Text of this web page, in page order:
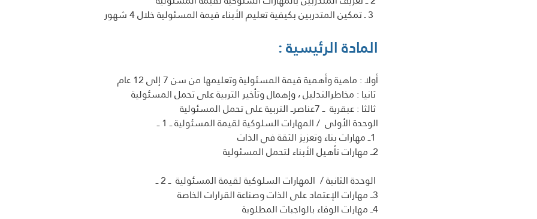
المادة الرئيسية :
أولا : ماهية وأهمية قيمة المسئولية وتعليمها من سن 7 إلى 12 عام
الوحدة الأولى  / المهارات السلوكية لقيمة المسئولية ــ 1 ــ
2ــ مهارات تأهيل الأبناء لتحمل المسئولية
3ــ مهارات الإعتماد على الذات وصناعة القرارات الخاصة
4ــ مهارات الوفاء بالواجبات المطلوبة